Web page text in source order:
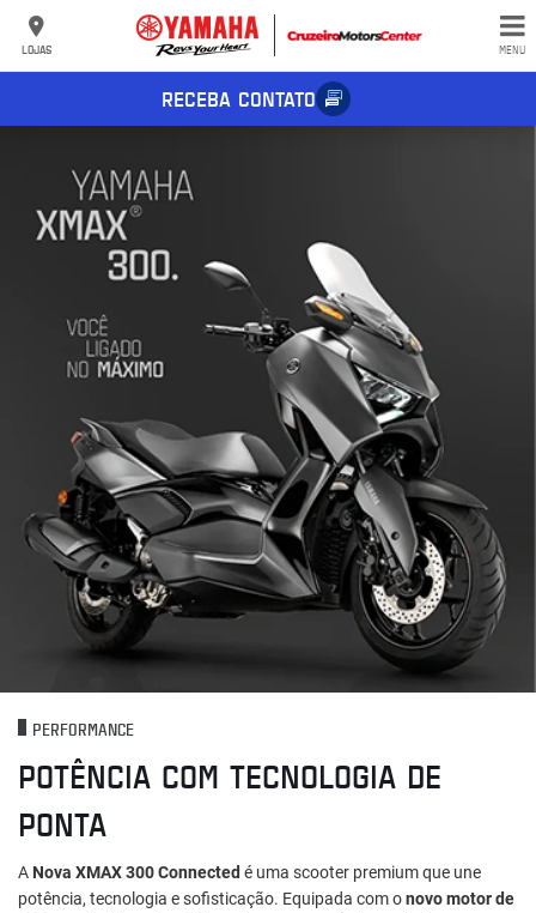
LOJAS MENU
RECEBA CONTATO
PERFORMANCE
POTÊNCIA COM TECNOLOGIA DE
PONTA
A Nova XMAX 300 Connected é uma scooter premium que une
potência, tecnologia e sofisticação. Equipada com onovo motor de